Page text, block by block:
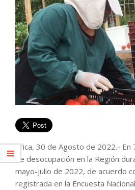
Arica, 30 de Agosto de 2022.- En
de desocupación en la Región
mayo-julio de 2022, de acuerdo
registrada en la Encuesta